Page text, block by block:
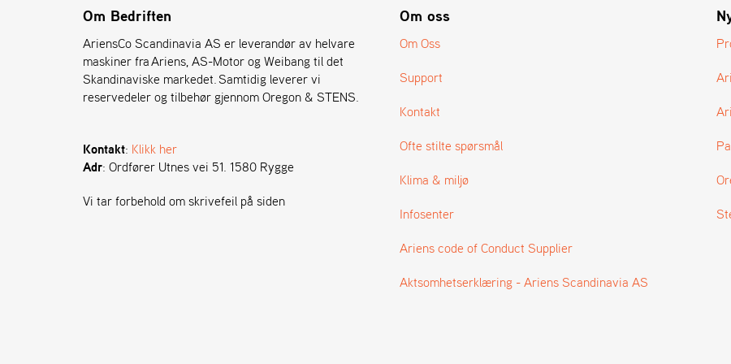
Om Bedriften
AriensCo Scandinavia AS er leverandør av helvare
maskiner fra Ariens, AS-Motor og Weibang til det
Skandinaviske markedet. Samtidig leverer vi
reservedeler og tilbehør gjennom Oregon & STENS.
Kontakt: Klikk her
Adr: Ordfører Utnes vei 51. 1580 Rygge
Vi tar forbehold om skrivefeil på siden
Om oss
Om Oss
Support
Kontakt
Ofte stilte spørsmål
Klima & miljø
Infosenter
Ariens code of Conduct Supplier
Aktsomhetserklæring - Ariens Scandinavia AS